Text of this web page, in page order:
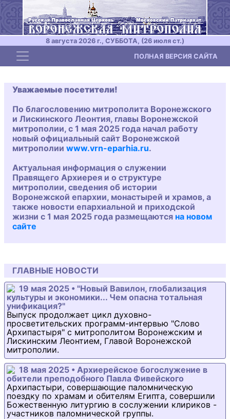
8 августа 2026 г., СУББОТА, (26 июля ст.)
Toggle navigation ПОЛНАЯ ВЕРСИЯ САЙТА
Уважаемые посетители!
По благословению митрополита Воронежского
и Лискинского Леонтия, главы Воронежской
митрополии, с 1 мая 2025 года начал работу
новый официальный сайт Воронежской
митрополии www.vrn-eparhia.ru.
Актуальная информация о служении
Правящего Архиерея и о структуре
митрополии, сведения об истории
Воронежской епархии, монастырей и храмов, а
также новости епархиальной и приходской
жизни с 1 мая 2025 года размещаются на новом
сайте
ГЛАВНЫЕ НОВОСТИ
19 мая 2025 • "Новый Вавилон, глобализация
культуры и экономики... Чем опасна тотальная
унификация?"
Выпуск продолжает цикл духовно-
просветительских программ-интервью "Слово
Архипастыря" с митрополитом Воронежским и
Лискинским Леонтием, Главой Воронежской
митрополии.
18 мая 2025 • Архиерейское богослужение в
обители преподобного Павла Фивейского
Архипастыри, совершающие паломническую
поездку по храмам и обителям Египта, совершили
Божественную литургию в сослужении клириков -
участников паломнической группы.